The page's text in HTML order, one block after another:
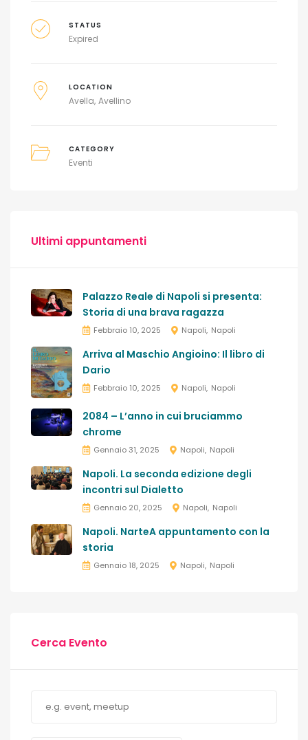
STATUS
Expired
LOCATION
Avella Avellino
CATEGORY
Eventi
Ultimi appuntamenti
Palazzo Reale di Napoli si presenta:
Storia di una brava ragazza
Febbraio 10, 2025 Napoli Napoli
Arriva al Maschio Angioino: Il libro di
Dario
Febbraio 10, 2025 Napoli Napoli
2084 – L’anno in cui bruciammo
chrome
Gennaio 31, 2025 Napoli Napoli
Napoli. La seconda edizione degli
incontri sul Dialetto
Gennaio 20, 2025 Napoli Napoli
Napoli. NarteA appuntamento con la
storia
Gennaio 18, 2025 Napoli Napoli
Cerca Evento